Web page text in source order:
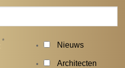
* Nieuws
Architecten